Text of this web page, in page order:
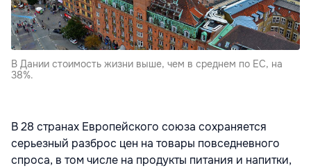
В Дании стоимость жизни выше, чем в среднем по ЕС, на
38%.
В 28 странах Европейского союза сохраняется
серьезный разброс цен на товары повседневного
спроса, в том числе на продукты питания и напитки,